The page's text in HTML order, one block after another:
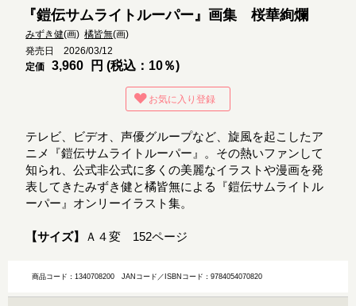
『鎧伝サムライトルーパー』画集 桜華絢爛
みずき健(画)橘皆無(画)
発売日 2026/03/12
定価
3,960 円 (税込：10％)
お気に入り登録
テレビ、ビデオ、声優グループなど、旋風を起こしたア
ニメ『鎧伝サムライトルーパー』。その熱いファンして
知られ、公式非公式に多くの美麗なイラストや漫画を発
表してきたみずき健と橘皆無による『鎧伝サムライトル
ーパー』オンリーイラスト集。
【サイズ】 Ａ４変 152ページ
商品コード：1340708200JANコード／ISBNコード：9784054070820